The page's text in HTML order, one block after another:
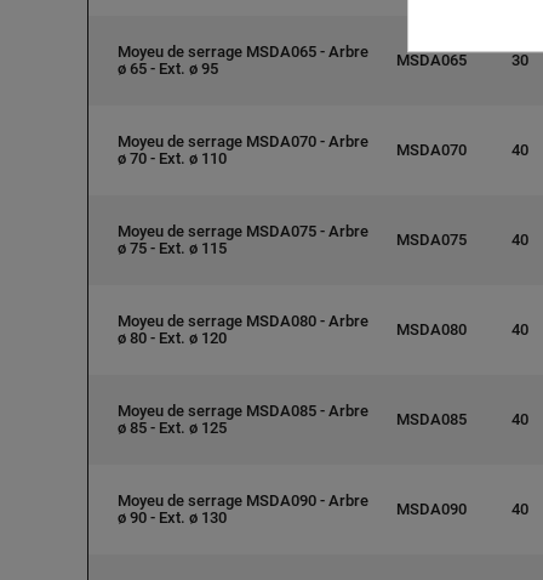
Moyeu de serrage MSDA065 - Arbre
ø 65 - Ext. ø 95
MSDA065 30
Moyeu de serrage MSDA070 - Arbre
ø 70 - Ext. ø 110
MSDA070 40
Moyeu de serrage MSDA075 - Arbre
ø 75 - Ext. ø 115
MSDA075 40
Moyeu de serrage MSDA080 - Arbre
ø 80 - Ext. ø 120
MSDA080 40
Moyeu de serrage MSDA085 - Arbre
ø 85 - Ext. ø 125
MSDA085 40
Moyeu de serrage MSDA090 - Arbre
ø 90 - Ext. ø 130
MSDA090 40